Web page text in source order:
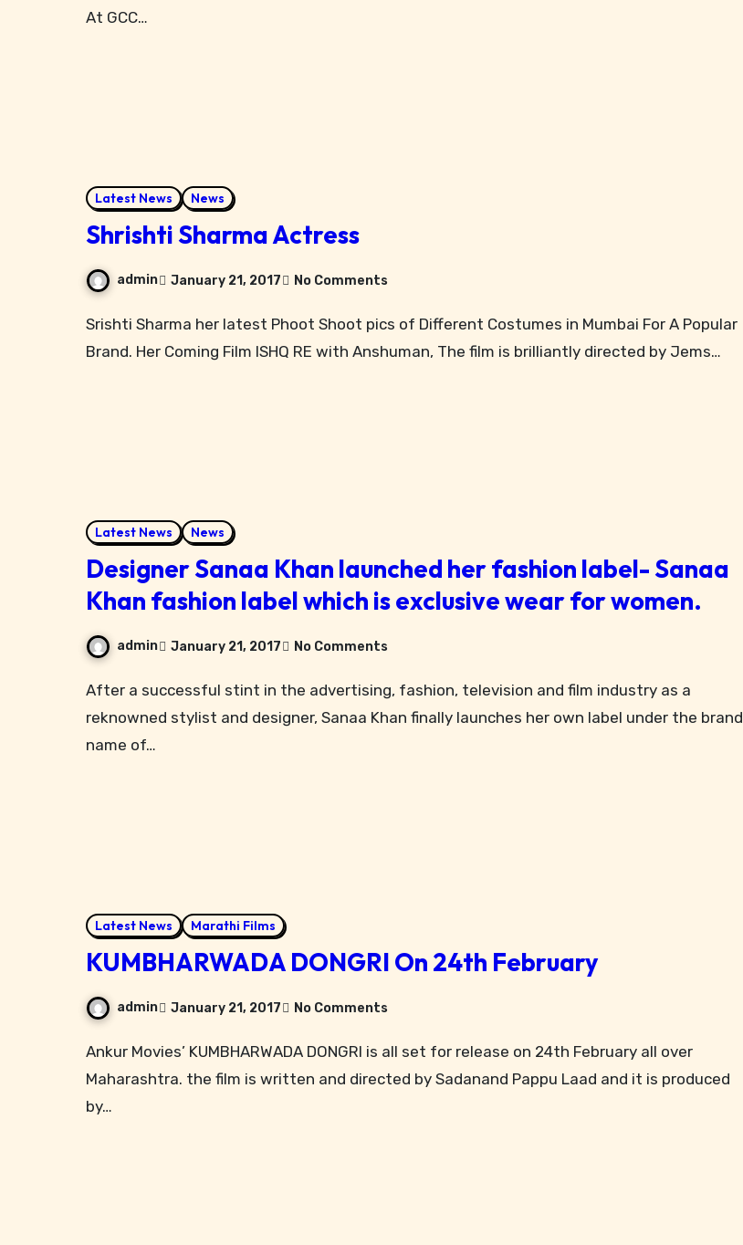
At GCC…
Latest News News
Shrishti Sharma Actress
admin January 21, 2017 No Comments
Srishti Sharma her latest Phoot Shoot pics of Different Costumes in Mumbai For A Popular
Brand. Her Coming Film ISHQ RE with Anshuman, The film is brilliantly directed by Jems…
Latest News News
Designer Sanaa Khan launched her fashion label- Sanaa
Khan fashion label which is exclusive wear for women.
admin January 21, 2017 No Comments
After a successful stint in the advertising, fashion, television and film industry as a
reknowned stylist and designer, Sanaa Khan finally launches her own label under the brand
name of…
Latest News Marathi Films
KUMBHARWADA DONGRI On 24th February
admin January 21, 2017 No Comments
Ankur Movies’ KUMBHARWADA DONGRI is all set for release on 24th February all over
Maharashtra. the film is written and directed by Sadanand Pappu Laad and it is produced
by…